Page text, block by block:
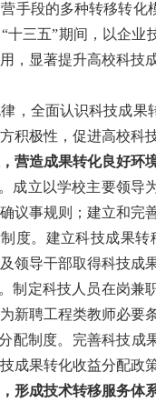
手段的多种转移转
十三五”期间，以企
，显著提升高校科技
全面认识科技成果
积极性，促进高校科
营造成果转化良好环
立以学校主要领导为
议事规则；建立和完
。建立科技成果转
领导干部取得科技成
定科技人员在岗兼职
新聘工程类教师必要
制度。完善科技成果
成果转化收益分配政
形成技术转移服务体